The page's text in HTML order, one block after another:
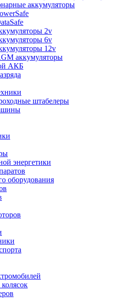
аккумуляторы
2v
6v
12v
аккумуляторы
АКБ
штабелеры
энергетики
оборудования